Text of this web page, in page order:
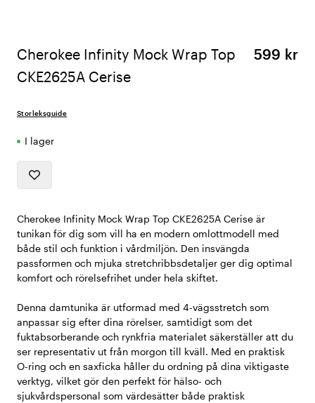
Cherokee Infinity Mock Wrap Top
CKE2625A Cerise
599 kr
Storleksguide
I lager
Cherokee Infinity Mock Wrap Top CKE2625A Cerise är
tunikan för dig som vill ha en modern omlottmodell med
både stil och funktion i vårdmiljön. Den insvängda
passformen och mjuka stretchribbsdetaljer ger dig optimal
komfort och rörelsefrihet under hela skiftet.
Denna damtunika är utformad med 4-vägsstretch som
anpassar sig efter dina rörelser, samtidigt som det
fuktabsorberande och rynkfria materialet säkerställer att du
ser representativ ut från morgon till kväll. Med en praktisk
O-ring och en saxficka håller du ordning på dina viktigaste
verktyg, vilket gör den perfekt för hälso- och
sjukvårdspersonal som värdesätter både praktisk